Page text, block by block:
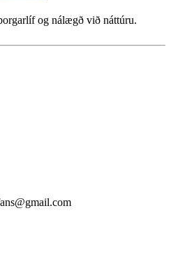
og nálægð við náttúru.